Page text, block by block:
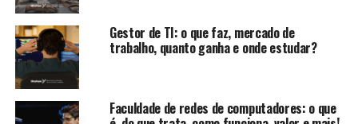
Gestor de TI: o que faz, mercado de
trabalho, quanto ganha e onde estudar?
Faculdade de redes de computadores: o que